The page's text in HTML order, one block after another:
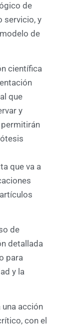
de
servicio, y
de
científica
que
y
que va a
de
detallada
para
y la
acción
con el